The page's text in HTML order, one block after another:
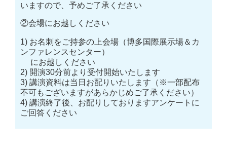
いますので、予めご了承ください
②会場にお越しください
1) お名刺をご持参の上会場（博多国際展示場＆カ
ンファレンスセンター）
にお越しください
2) 開演30分前より受付開始いたします
3) 講演資料は当日お配りいたします（※一部配布
不可もございますがあらかじめご了承ください）
4) 講演終了後、お配りしておりますアンケートに
ご回答ください